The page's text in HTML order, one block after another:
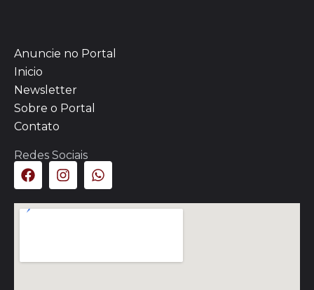
Anuncie no Portal
Inicio
Newsletter
Sobre o Portal
Contato
Redes Sociais